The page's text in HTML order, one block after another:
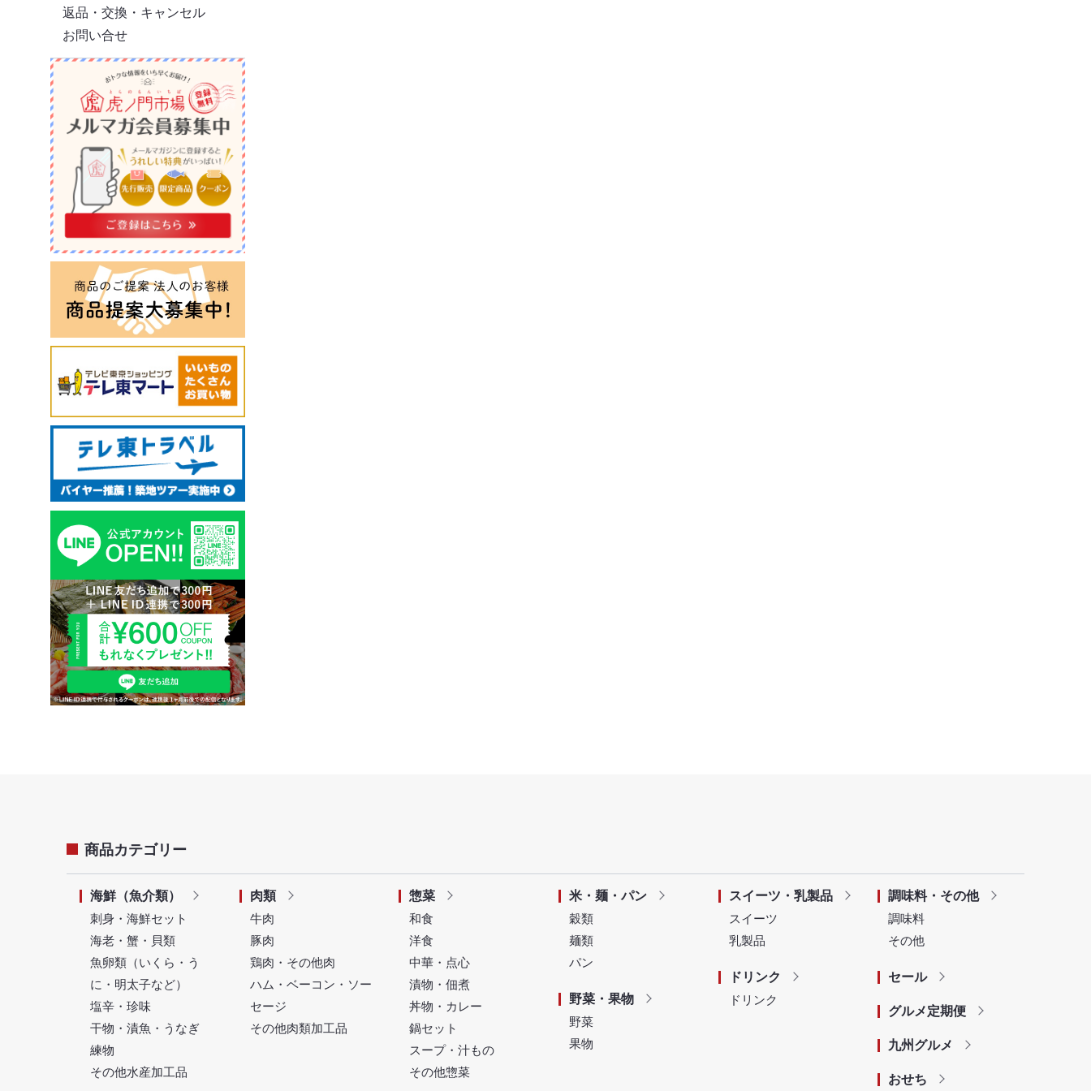
返品・交換・キャンセル
お問い合せ
商品カテゴリー
海鮮（魚介類）
刺身・海鮮セット
海老・蟹・貝類
魚卵類（いくら・う
に・明太子など）
塩辛・珍味
干物・漬魚・うなぎ
練物
その他水産加工品
肉類
牛肉
豚肉
鶏肉・その他肉
ハム・ベーコン・ソー
セージ
その他肉類加工品
惣菜
和食
洋食
中華・点心
漬物・佃煮
丼物・カレー
鍋セット
スープ・汁もの
その他惣菜
米・麺・パン
穀類
麺類
パン
野菜・果物
野菜
果物
スイーツ・乳製品
スイーツ
乳製品
ドリンク
ドリンク
調味料・その他
調味料
その他
セール
グルメ定期便
九州グルメ
おせち